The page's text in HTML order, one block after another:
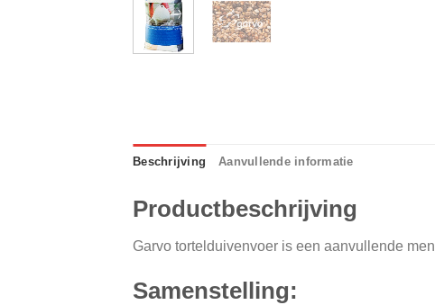
Beschrijving Aanvullende informatie
Productbeschrijving
Garvo tortelduivenvoer is een aanvullende
Samenstelling: